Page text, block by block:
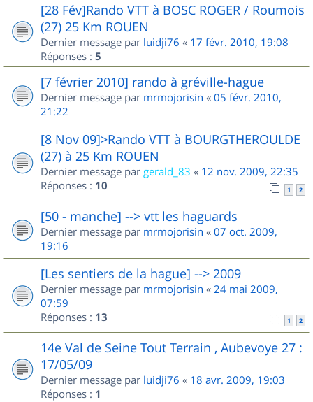
[28 Fév]Rando VTT à BOSC ROGER / Roumois
(27) 25 Km ROUEN
Dernier message par luidji76 « 17 févr. 2010, 19:08
Réponses : 5
[7 février 2010] rando à gréville-hague
Dernier message par mrmojorisin « 05 févr. 2010,
21:22
[8 Nov 09]>Rando VTT à BOURGTHEROULDE
(27) à 25 Km ROUEN
Dernier message par gerald_83 « 12 nov. 2009, 22:35
Réponses : 10 1 2
[50 - manche] --> vtt les haguards
Dernier message par mrmojorisin « 07 oct. 2009,
19:16
[Les sentiers de la hague] --> 2009
Dernier message par mrmojorisin « 24 mai 2009,
07:59
Réponses : 13 1 2
14e Val de Seine Tout Terrain , Aubevoye 27 :
17/05/09
Dernier message par luidji76 « 18 avr. 2009, 19:03
Réponses : 1